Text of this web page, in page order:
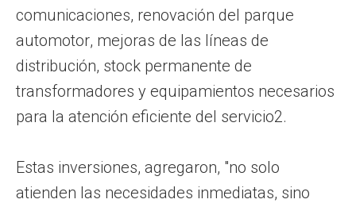
comunicaciones, renovación del parque
automotor, mejoras de las líneas de
distribución, stock permanente de
transformadores y equipamientos necesarios
para la atención eficiente del servicio2.
Estas inversiones, agregaron, "no solo
atienden las necesidades inmediatas, sino